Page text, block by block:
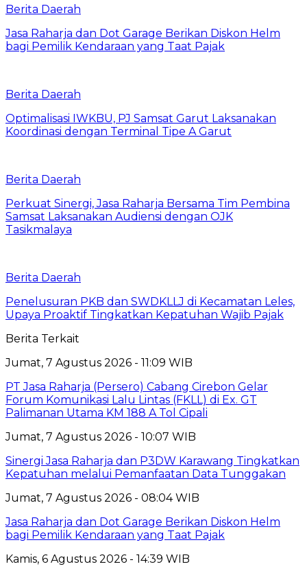
Berita Daerah
Jasa Raharja dan Dot Garage Berikan Diskon Helm
bagi Pemilik Kendaraan yang Taat Pajak
Berita Daerah
Optimalisasi IWKBU, PJ Samsat Garut Laksanakan
Koordinasi dengan Terminal Tipe A Garut
Berita Daerah
Perkuat Sinergi, Jasa Raharja Bersama Tim Pembina
Samsat Laksanakan Audiensi dengan OJK
Tasikmalaya
Berita Daerah
Penelusuran PKB dan SWDKLLJ di Kecamatan Leles,
Upaya Proaktif Tingkatkan Kepatuhan Wajib Pajak
Berita Terkait
Jumat, 7 Agustus 2026 - 11:09 WIB
PT Jasa Raharja (Persero) Cabang Cirebon Gelar
Forum Komunikasi Lalu Lintas (FKLL) di Ex. GT
Palimanan Utama KM 188 A Tol Cipali
Jumat, 7 Agustus 2026 - 10:07 WIB
Sinergi Jasa Raharja dan P3DW Karawang Tingkatkan
Kepatuhan melalui Pemanfaatan Data Tunggakan
Jumat, 7 Agustus 2026 - 08:04 WIB
Jasa Raharja dan Dot Garage Berikan Diskon Helm
bagi Pemilik Kendaraan yang Taat Pajak
Kamis, 6 Agustus 2026 - 14:39 WIB